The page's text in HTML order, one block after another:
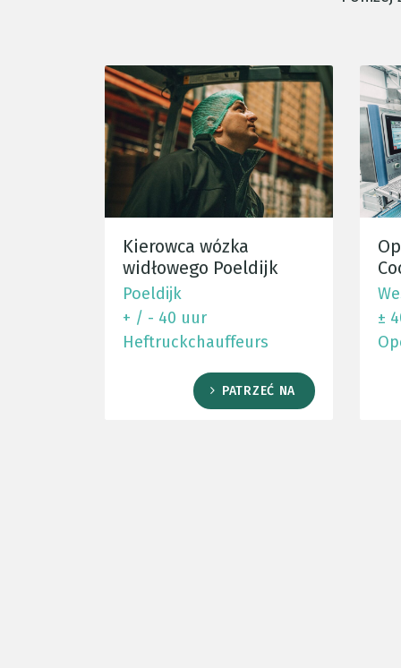
Kierowca wózka
widłowego Poeldijk
Poeldijk
+ / - 40 uur
Heftruckchauffeurs
PATRZEĆ NA
±